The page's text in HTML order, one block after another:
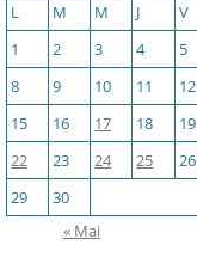
L
M M J V
1
2 3 4 5
8
9 10 11 12
15
16 17 18 19
22
23 24 25 26
29
30
« Mai